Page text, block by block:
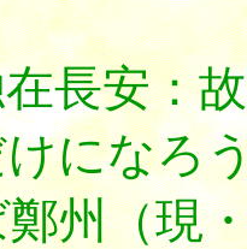
長安：
けになろ
州（現